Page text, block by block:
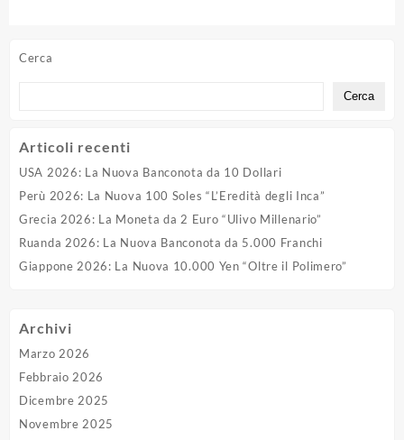
Cerca
Cerca
Articoli recenti
USA 2026: La Nuova Banconota da 10 Dollari
Perù 2026: La Nuova 100 Soles “L’Eredità degli Inca”
Grecia 2026: La Moneta da 2 Euro “Ulivo Millenario”
Ruanda 2026: La Nuova Banconota da 5.000 Franchi
Giappone 2026: La Nuova 10.000 Yen “Oltre il Polimero”
Archivi
Marzo 2026
Febbraio 2026
Dicembre 2025
Novembre 2025